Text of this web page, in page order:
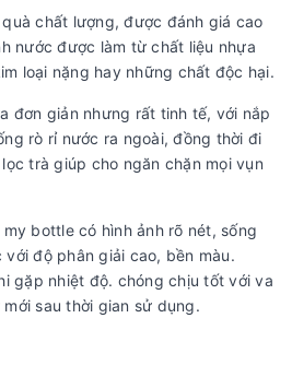
chất lượng, được đánh giá cao
nước được làm từ chất liệu nhựa
loại nặng hay những chất độc hại.
đơn giản nhưng rất tinh tế, với nắp
rò rỉ nước ra ngoài, đồng thời đi
trà giúp cho ngăn chặn mọi vụn
bottle có hình ảnh rõ nét, sống
độ phân giải cao, bền màu.
gặp nhiệt độ. chóng chịu tốt với va
sau thời gian sử dụng.